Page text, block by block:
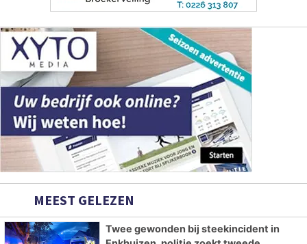
MEEST GELEZEN
Twee gewonden bij steekincident in